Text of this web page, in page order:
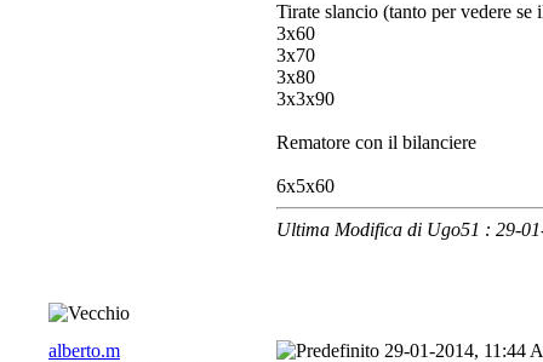
Tirate slancio (tanto per vedere
3x60
3x70
3x80
3x3x90
Rematore con il bilanciere
6x5x60
Ultima Modifica di Ugo51 : 29-
alberto.m 29-01-2014, 11:44